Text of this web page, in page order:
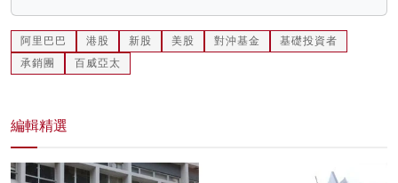
阿里巴巴 港股 新股 美股 對沖基金
基礎投資者
承銷團
百威亞太
編輯精選